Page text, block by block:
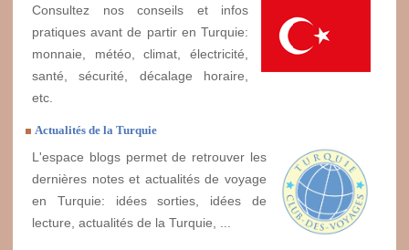
Consultez nos conseils et infos
pratiques avant de partir en Turquie:
monnaie, météo, climat, électricité,
santé, sécurité, décalage horaire,
etc.
Actualités de la Turquie
L'espace blogs permet de retrouver les
dernières notes et actualités de voyage
en Turquie: idées sorties, idées de
lecture, actualités de la Turquie, ...